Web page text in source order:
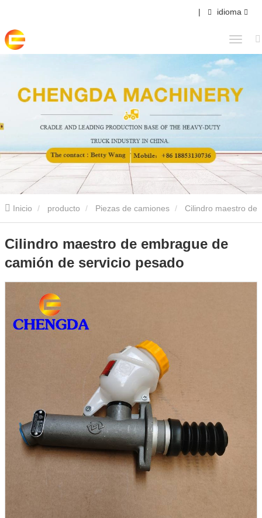
| idioma
Inicio producto Piezas de camiones
Cilindro maestro de embrague de
camión de servicio pesado